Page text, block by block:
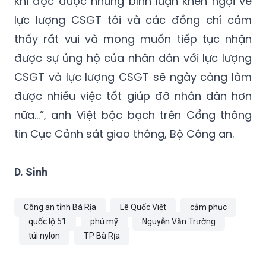
thấy rất vui và mong muốn tiếp tục nhận
được sự ủng hộ của nhân dân với lực lượng
CSGT và lực lượng CSGT sẽ ngày càng làm
được nhiều việc tốt giúp đỡ nhân dân hơn
nữa...”, anh Việt bộc bạch trên Cổng thông
tin Cục Cảnh sát giao thông, Bộ Công an.
D. Sinh
Công an tỉnh Bà Rịa
túi nylon
TP Bà Rịa